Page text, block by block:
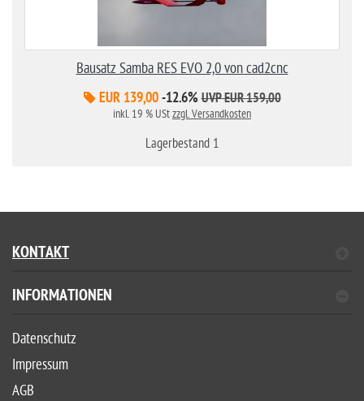
Bausatz Samba RES EVO 2,0 von cad2cnc
EUR 139,00 -12.6% UVP EUR 159,00
inkl. 19 % UStzzgl. Versandkosten
Lagerbestand 1
KONTAKT
INFORMATIONEN
Datenschutz
Impressum
AGB